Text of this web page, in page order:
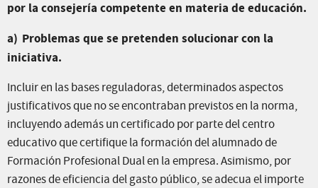
por la consejería competente en materia de educación.
a) Problemas que se pretenden solucionar con la
iniciativa.
Incluir en las bases reguladoras, determinados aspectos
justificativos que no se encontraban previstos en la norma,
incluyendo además un certificado por parte del centro
educativo que certifique la formación del alumnado de
Formación Profesional Dual en la empresa. Asimismo, por
razones de eficiencia del gasto público, se adecua el importe